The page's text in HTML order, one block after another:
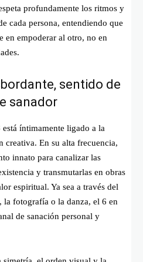
profundamente los ritmos y
cada persona, entendiendo que
en empoderar al otro, no en
sentido de
sanador
está íntimamente ligado a la
creativa. En su alta frecuencia,
innato para canalizar las
y transmutarlas en obras
espiritual. Ya sea a través del
la fotografía o la danza, el 6 en
de sanación personal y